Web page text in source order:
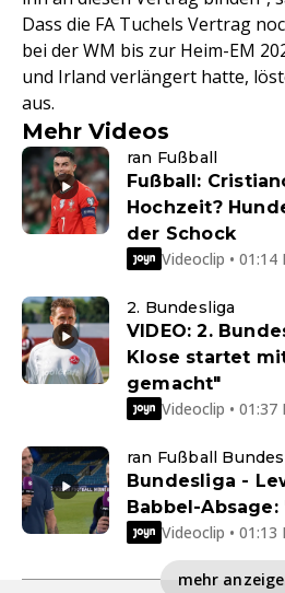
Dass die FA Tuchels Vertrag
bei der WM bis zur Heim-EM
und Irland verlängert hatte,
aus.
Mehr Videos
ran Fußball
Fußball:
Hochzeit?
der Schock
Videoclip • 01:14
2. Bundesliga
VIDEO: 2.
Klose startet
gemacht"
Videoclip • 01:37
ran Fußball
Bundesliga -
Babbel-
Videoclip • 01:13
mehr